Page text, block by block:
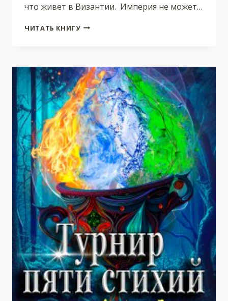
что живет в Византии. Империя не может…
ЧИТАТЬ КНИГУКУПЕЦ